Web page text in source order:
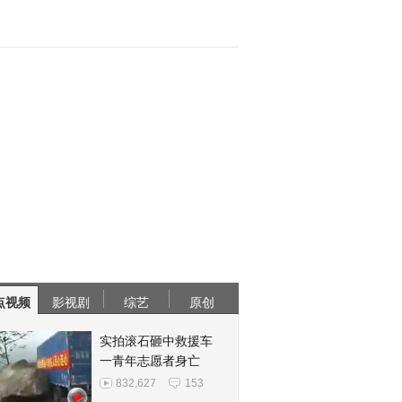
视频 影视剧 综艺 原创
实拍滚石砸中救援车
一青年志愿者身亡
832,627 153